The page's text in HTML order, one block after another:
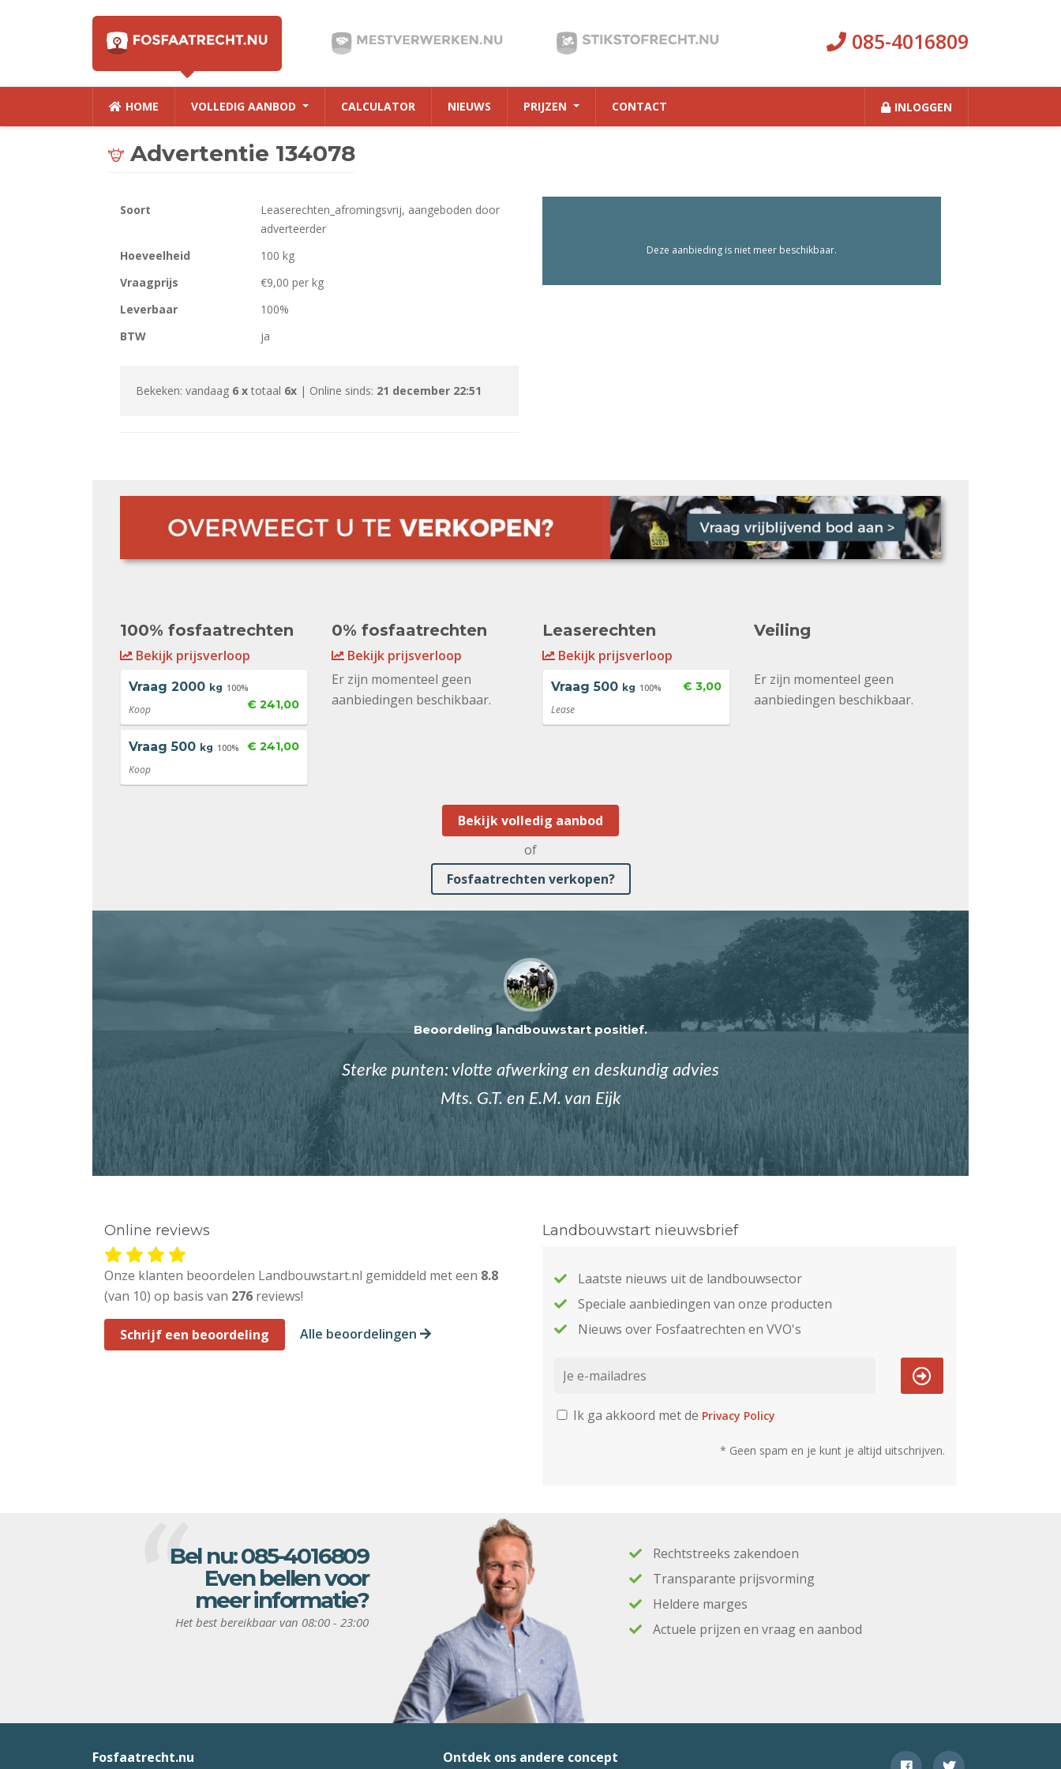
085-4016809
HOME VOLLEDIG AANBOD CALCULATOR NIEUWS PRIJZEN CONTACT INLOGGEN
Advertentie 134078
Soort
Leaserechten_afromingsvrij, aangeboden door
adverteerder
Hoeveelheid
100 kg
Vraagprijs
€9,00 per kg
Leverbaar
100%
BTW
ja
Bekeken: vandaag 6 x totaal 6x | Online sinds: 21 december 22:51
Deze aanbieding is niet meer beschikbaar.
100% fosfaatrechten
Bekijk prijsverloop
Vraag 2000 kg 100%
€ 241,00
Koop
Vraag 500 kg 100% € 241,00
Koop
0% fosfaatrechten
Bekijk prijsverloop
Er zijn momenteel geen
aanbiedingen beschikbaar.
Leaserechten
Bekijk prijsverloop
Vraag 500 kg 100% € 3,00
Lease
Veiling
Er zijn momenteel geen
aanbiedingen beschikbaar.
Bekijk volledig aanbod
of
Fosfaatrechten verkopen?
Beoordeling landbouwstart positief.
Sterke punten: vlotte afwerking en deskundig advies
Mts. G.T. en E.M. van Eijk
Online reviews
Onze klanten beoordelen Landbouwstart.nl gemiddeld met een 8.8
(van 10) op basis van 276 reviews!
Schrijf een beoordeling Alle beoordelingen
Landbouwstart nieuwsbrief
Laatste nieuws uit de landbouwsector
Speciale aanbiedingen van onze producten
Nieuws over Fosfaatrechten en VVO's
Ik ga akkoord met de Privacy Policy
* Geen spam en je kunt je altijd uitschrijven.
Bel nu:085-4016809
Even bellen voor
meer informatie?
Het best bereikbaar van 08:00 - 23:00
Rechtstreeks zakendoen
Transparante prijsvorming
Heldere marges
Actuele prijzen en vraag en aanbod
Fosfaatrecht.nu Ontdek ons andere concept